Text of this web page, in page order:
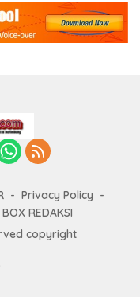
Privacy Policy
BOX REDAKSI
copyright